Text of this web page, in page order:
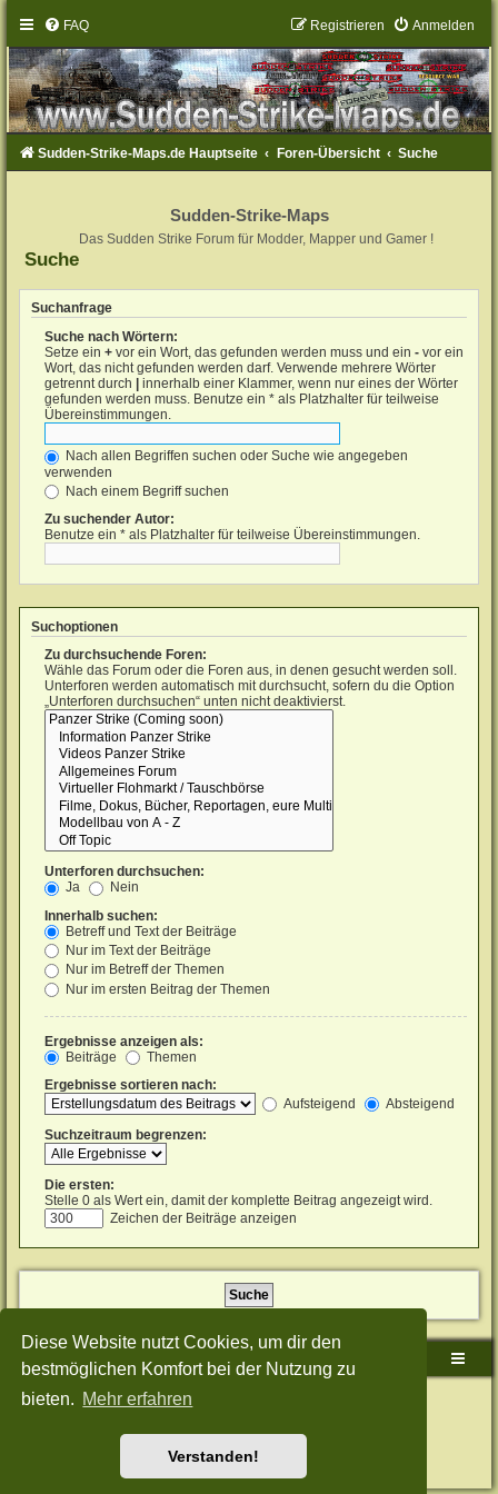
Diese Website nutzt Cookies, um dir den
bestmöglichen Komfort bei der Nutzung zu
bieten. Mehr erfahren
Verstanden!
FAQ Anmelden
Registrieren
Sudden-Strike-Maps.de Hauptseite Foren-Übersicht Suche
Sudden-Strike-Maps
Das Sudden Strike Forum für Modder, Mapper und Gamer !
Suche
Suchanfrage
Suche nach Wörtern:
Setze ein+ vor ein Wort, das gefunden werden muss und ein- vor ein
Wort, das nicht gefunden werden darf. Verwende mehrere Wörter
getrennt durch
innerhalb einer Klammer, wenn nur eines der Wörter
gefunden werden muss. Benutze ein * als Platzhalter für teilweise
Übereinstimmungen.
Nach allen Begriffen suchen oder Suche wie angegeben
verwenden
Nach einem Begriff suchen
Zu suchender Autor:
Benutze ein * als Platzhalter für teilweise Übereinstimmungen.
Suchoptionen
Zu durchsuchende Foren:
Wähle das Forum oder die Foren aus, in denen gesucht werden soll.
Unterforen werden automatisch mit durchsucht, sofern du die Option
„Unterforen durchsuchen“ unten nicht deaktivierst.
Unterforen durchsuchen:
Ja
Nein
Innerhalb suchen:
Betreff und Text der Beiträge
Nur im Text der Beiträge
Nur im Betreff der Themen
Nur im ersten Beitrag der Themen
Ergebnisse anzeigen als:
Beiträge
Themen
Ergebnisse sortieren nach:
Aufsteigend
Absteigend
Suchzeitraum begrenzen:
Die ersten:
Stelle 0 als Wert ein, damit der komplette Beitrag angezeigt wird.
Zeichen der Beiträge anzeigen
Sudden-Strike-Maps.de Hauptseite Foren-Übersicht
Powered byphpBB® Forum Software © phpBB Limited
Style: Green-Style-Split by Joyce&LunaphpBB-Style-Design
Nutzungsbedingungen